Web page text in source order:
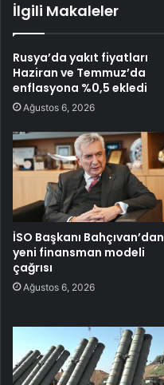
İlgili Makaleler
Rusya’da yakıt fiyatları
Haziran ve Temmuz’da
enflasyona %0,5 ekledi
Ağustos 6, 2026
İSO Başkanı Bahçıvan’dan
yeni finansman modeli
çağrısı
Ağustos 6, 2026